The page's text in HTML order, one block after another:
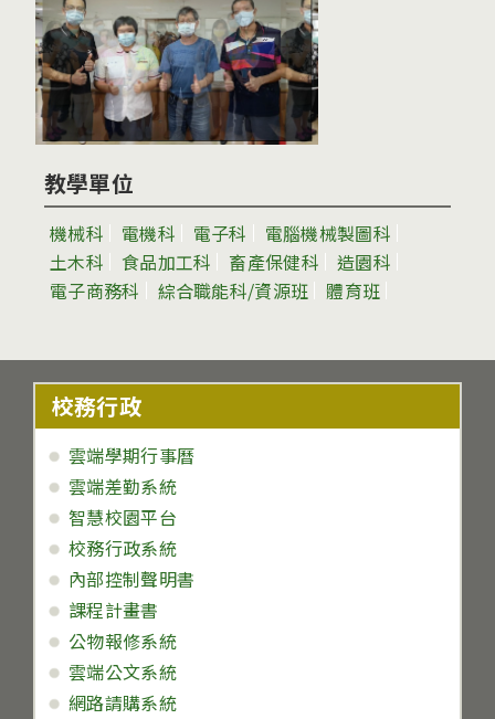
教學單位
機械科 電機科 電子科
電腦機械製圖科
土木科
食品加工科 畜產保健科
造園科
電子商務科
綜合職能科/資源班 體育班
校務行政
雲端學期行事曆
雲端差勤系統
智慧校園平台
校務行政系統
內部控制聲明書
課程計畫書
公物報修系統
雲端公文系統
網路請購系統